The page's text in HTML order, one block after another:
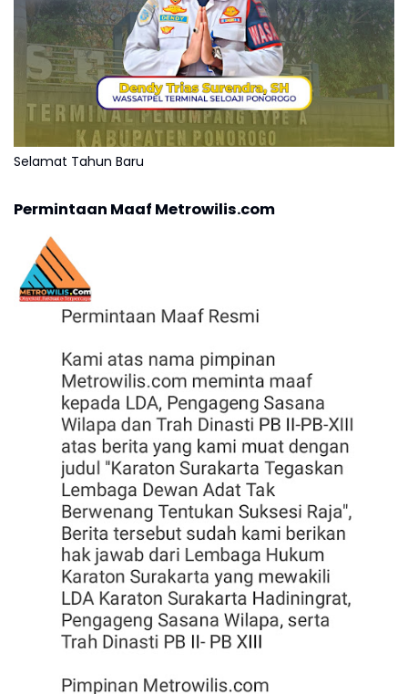
Selamat Tahun Baru
Permintaan Maaf Metrowilis.com